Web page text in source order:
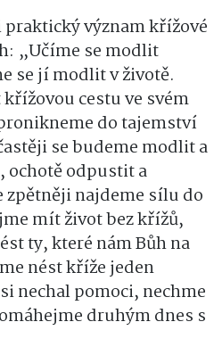
význam křížové
„Učíme se modlit
se jí modlit v životě.
cestu ve svém
do tajemství
se budeme modlit a
ochotě odpustit a
zpětněji najdeme sílu do
mít život bez křížů,
ty, které nám Bůh na
nést kříže jeden
nechal pomoci, nechme
druhým dnes s